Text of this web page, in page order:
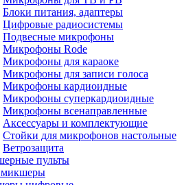
Блоки питания, адаптеры
Цифровые радиосистемы
Подвесные микрофоны
Микрофоны Rode
Микрофоны для караоке
Микрофоны для записи голоса
Микрофоны кардиоидные
Микрофоны суперкардиоидные
Микрофоны всенаправленные
Аксессуары и комплектующие
Стойки для микрофонов настольные
Ветрозащита
пульты